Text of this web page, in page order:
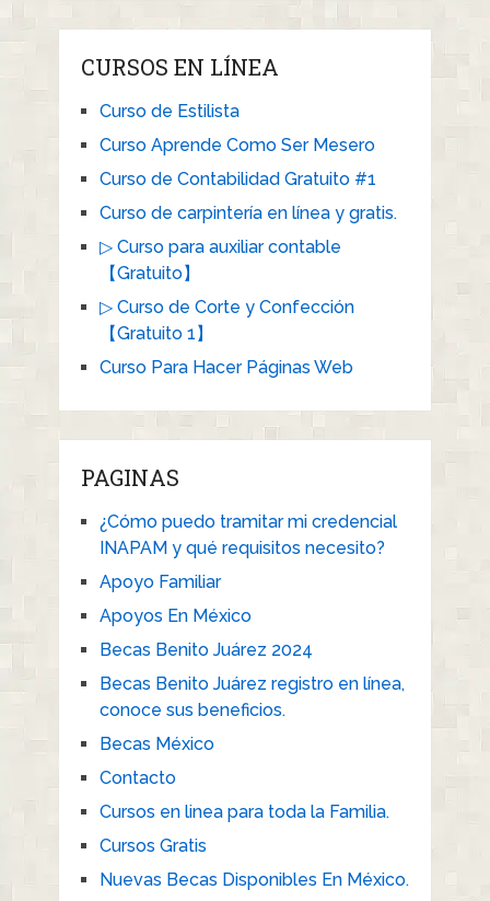
CURSOS EN LÍNEA
Curso de Estilista
Curso Aprende Como Ser Mesero
Curso de Contabilidad Gratuito #1
Curso de carpintería en línea y gratis.
▷ Curso para auxiliar contable
【Gratuito】
▷ Curso de Corte y Confección
【Gratuito 1】
Curso Para Hacer Páginas Web
PAGINAS
¿Cómo puedo tramitar mi credencial
INAPAM y qué requisitos necesito?
Apoyo Familiar
Apoyos En México
Becas Benito Juárez 2024
Becas Benito Juárez registro en línea,
conoce sus beneficios.
Becas México
Contacto
Cursos en linea para toda la Familia.
Cursos Gratis
Nuevas Becas Disponibles En México.